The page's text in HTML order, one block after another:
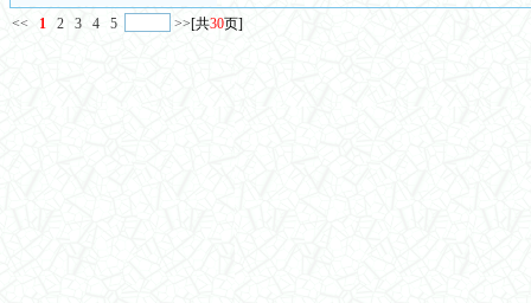
<< 1 2 3 4 5 >>[共30页]